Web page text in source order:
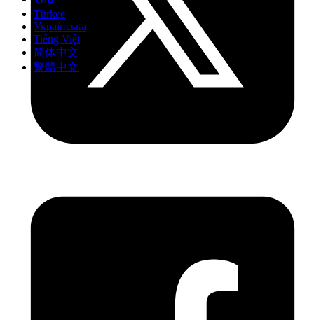
Türkçe
Українська
Tiếng Việt
简体中文
繁體中文